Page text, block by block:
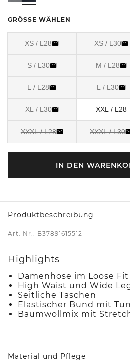
GRÖSSE WÄHLEN
XS / L28 XS / L30
S / L30 M / L28
L / L28 L / L30
XL / L30 XXL / L28
XXXL / L28 XXXL / L30
IN DEN
Produktbeschreibung
Art. Nr.: B37891615512
Highlights
Damenhose im Loose Fit
High Waist und Wide
Seitliche Taschen
Elastischer Bund mit
Baumwollmix mit
Material und Pflege